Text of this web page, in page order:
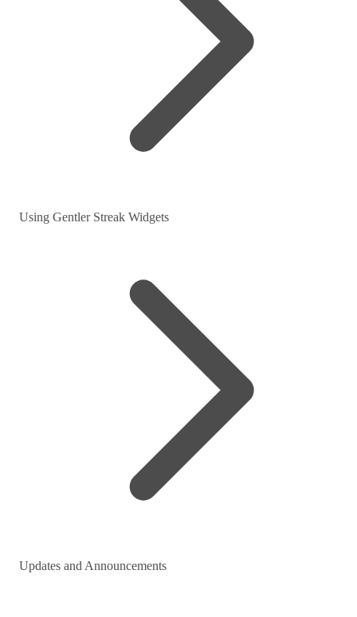
Using Gentler Streak Widgets
Updates and Announcements